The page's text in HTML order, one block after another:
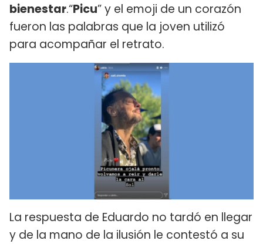
bienestar.“Picu” y el emoji de un corazón
fueron las palabras que la joven utilizó
para acompañar el retrato.
La respuesta de Eduardo no tardó en llegar
y de la mano de la ilusión le contestó a su